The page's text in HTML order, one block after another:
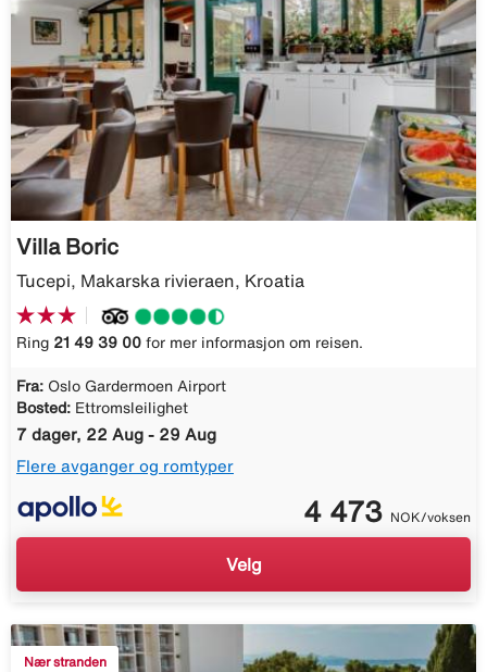
Villa Boric
Tucepi, Makarska rivieraen, Kroatia
Ring 21 49 39 00 for mer informasjon om reisen.
Fra: Oslo Gardermoen Airport
Bosted: Ettromsleilighet
7 dager, 22 Aug - 29 Aug
Flere avganger og romtyper
4 473 NOK/voksen
Velg
Nær stranden